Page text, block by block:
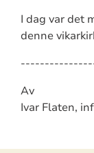
I dag var det
denne
Av
Ivar Flaten,